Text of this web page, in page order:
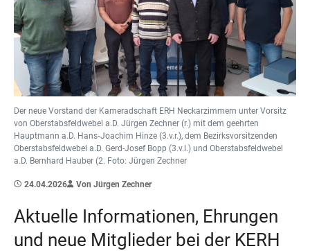
Der neue Vorstand der Kameradschaft ERH Neckarzimmern unter Vorsitz
von Oberstabsfeldwebel a.D. Jürgen Zechner (r.) mit dem geehrten
Hauptmann a.D. Hans‑Joachim Hinze (3.v.r.), dem Bezirksvorsitzenden
Oberstabsfeldwebel a.D. Gerd-Josef Bopp (3.v.l.) und Oberstabsfeldwebel
a.D. Bernhard Hauber (2. Foto: Jürgen Zechner
24.04.2026 Von Jürgen Zechner
Aktuelle Informationen, Ehrungen
und neue Mitglieder bei der KERH